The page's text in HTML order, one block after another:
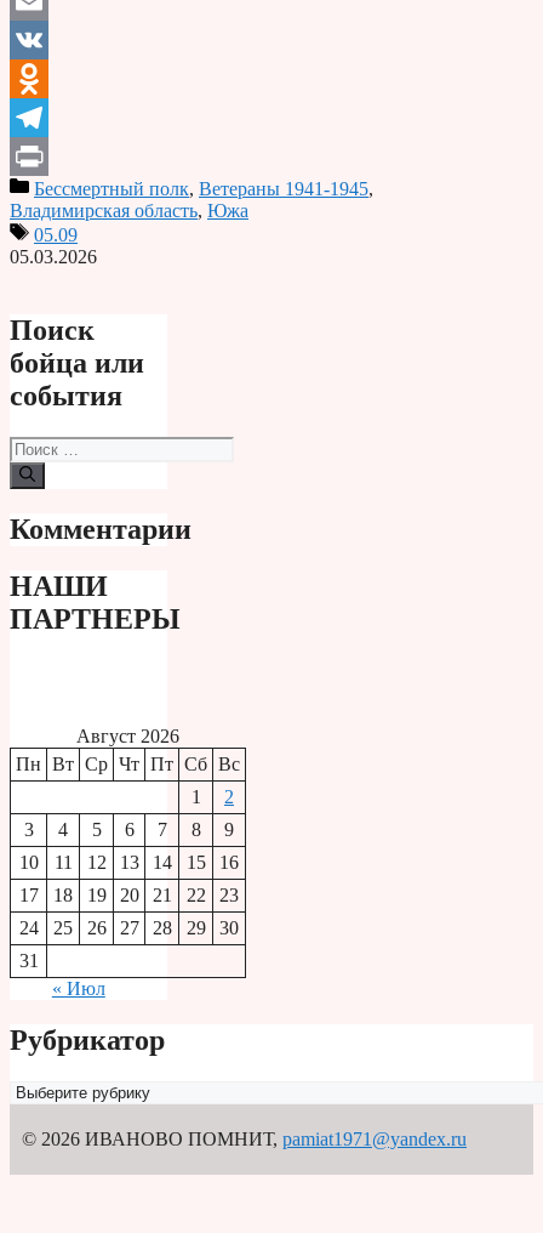
Email
VK
Odnoklassniki
Telegram
PrintБессмертный полк, Ветераны 1941-1945,
Владимирская область, Южа
05.09
05.03.2026
Поиск
бойца или
события
Поиск:
Комментарии
НАШИ
ПАРТНЕРЫ
Август 2026
Пн Вт Ср Чт Пт Сб Вс
1
2
3
4 5 6 7 8
9
10
11 12 13 14 15
16
17
18 19 20 21 22
23
24
25 26 27 28 29
30
31
« Июл
Рубрикатор
Рубрикатор
© 2026 ИВАНОВО ПОМНИТ, pamiat1971@yandex.ru